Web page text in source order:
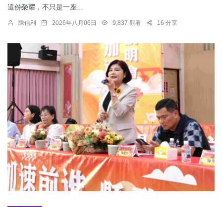
這份榮耀，不只是一座...
陳信利 2026年八月06日 9,837 觀看 16 分享